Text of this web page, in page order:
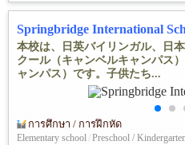
Springbridge International
本校は、日英バイリンガル、日
クール（キャンベルキャンパス
ャンパス）です。子供たち...
การศึกษา / การฝึกหัด
Elementary school/Preschool /